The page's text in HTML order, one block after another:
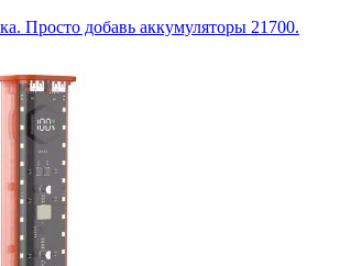
Просто добавь аккумуляторы 21700.